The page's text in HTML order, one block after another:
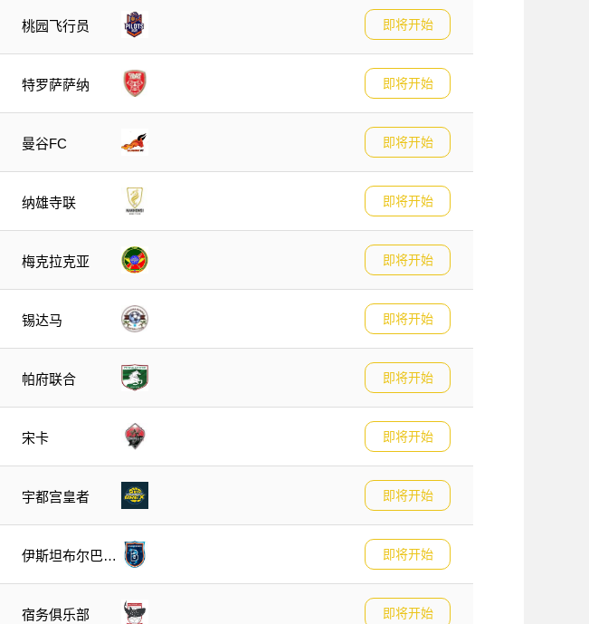
桃园飞行员 即将开始
特罗萨萨纳 即将开始
曼谷FC 即将开始
纳雄寺联 即将开始
梅克拉克亚 即将开始
锡达马 即将开始
帕府联合 即将开始
宋卡 即将开始
宇都宫皇者 即将开始
伊斯坦布尔巴萨
即将开始
宿务俱乐部 即将开始